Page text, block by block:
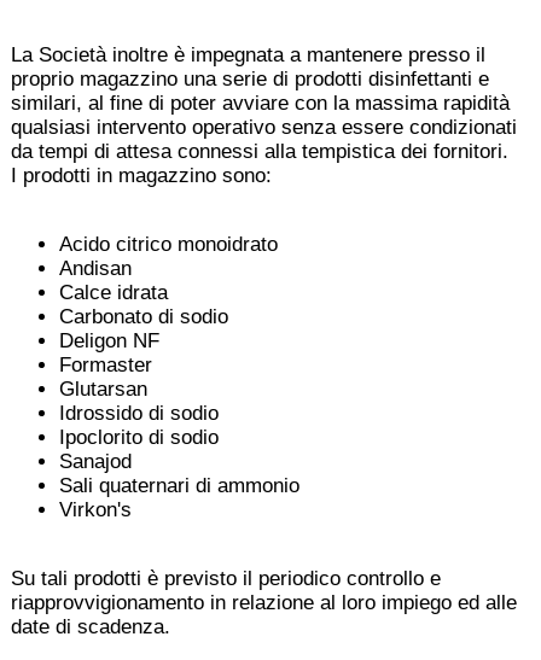
La Società inoltre è impegnata a mantenere presso il
proprio magazzino una serie di prodotti disinfettanti e
similari, al fine di poter avviare con la massima rapidità
qualsiasi intervento operativo senza essere condizionati
da tempi di attesa connessi alla tempistica dei fornitori.
I prodotti in magazzino sono:
Acido citrico monoidrato
Andisan
Calce idrata
Carbonato di sodio
Deligon NF
Formaster
Glutarsan
Idrossido di sodio
Ipoclorito di sodio
Sanajod
Sali quaternari di ammonio
Virkon's
Su tali prodotti è previsto il periodico controllo e
riapprovvigionamento in relazione al loro impiego ed alle
date di scadenza.